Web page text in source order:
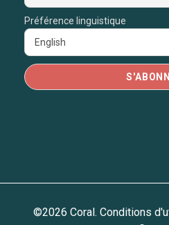
Préférence linguistique
©2026 Coral. Conditions